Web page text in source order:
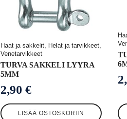
Haat ja sakkelit, Helat ja tarvikkeet,
Venetarvikkeet
TURVA SAKKELI LYYRA
5MM
2,90 €
LISÄÄ OSTOSKORIIN